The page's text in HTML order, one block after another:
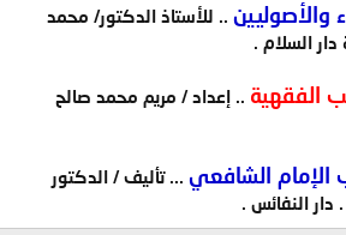
جمال الدين الإسنوي، تحقيق: كمال
بيروت( 1422هـ - 2001م).
، تأليف: تقي الدين أبو عمرو عثمان بن
دار البشائر الإسلامية - بيروت، الطبعة
.. للأستاذ الدكتور/ محمد
السلام .
الفقهية .. إعداد / مريم محمد صالح
الشافعي ... تأليف / الدكتور
النفائس .